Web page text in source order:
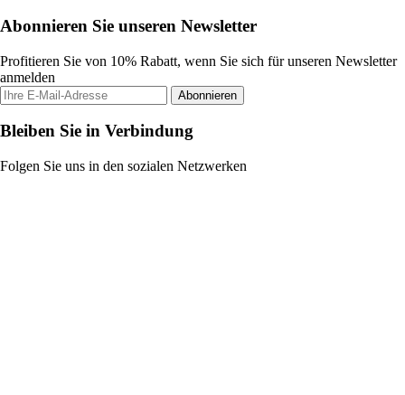
Abonnieren Sie unseren Newsletter
Profitieren Sie von 10% Rabatt, wenn Sie sich für unseren Newsletter
anmelden
Abonnieren
Bleiben Sie in Verbindung
Folgen Sie uns in den sozialen Netzwerken